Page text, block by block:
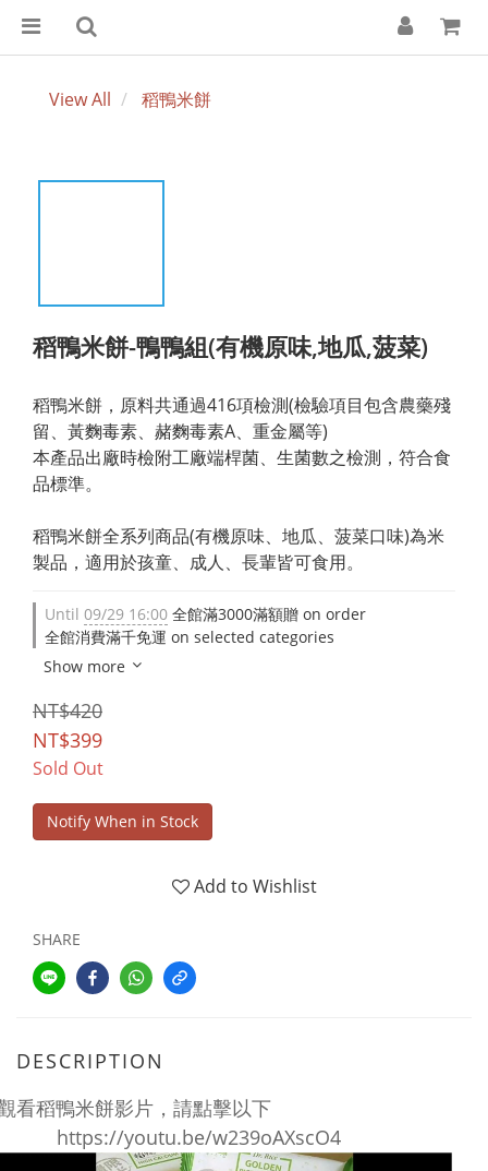
View All 稻鴨米餅
稻鴨米餅-鴨鴨組(有機原味,地瓜,菠菜)
稻鴨米餅，原料共通過416項檢測(檢驗項目包含農藥殘
留、黃麴毒素、赭麴毒素A、重金屬等)
本產品出廠時檢附工廠端桿菌、生菌數之檢測，符合食
品標準。
稻鴨米餅全系列商品(有機原味、地瓜、菠菜口味)為米
製品，適用於孩童、成人、長輩皆可食用。
Until 09/29 16:00 全館滿3000滿額贈 on order
全館消費滿千免運 on selected categories
Show more
NT$420
NT$399
Sold Out
Notify When in Stock
Add to Wishlist
SHARE
DESCRIPTION
看稻鴨米餅影片，請點擊以下
https://youtu.be/w239oAXscO4